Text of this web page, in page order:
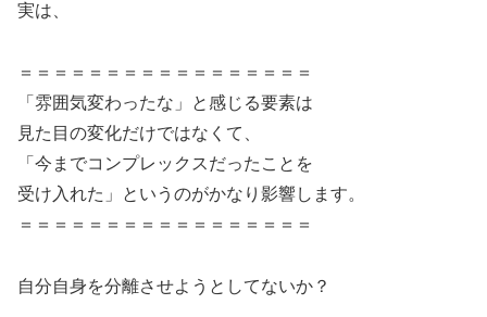
実は、
＝＝＝＝＝＝＝＝＝＝＝＝＝＝＝＝＝
「雰囲気変わったな」と感じる要素は
見た目の変化だけではなくて、
「今までコンプレックスだったことを
受け入れた」というのがかなり影響します。
＝＝＝＝＝＝＝＝＝＝＝＝＝＝＝＝＝
自分自身を分離させようとしてないか？